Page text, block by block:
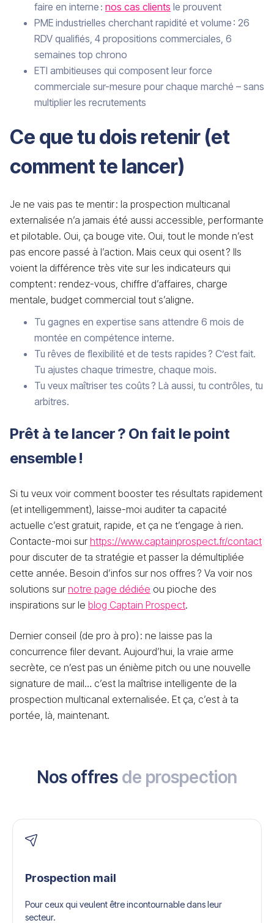
faire en interne : nos cas clients le prouvent
PME industrielles cherchant rapidité et volume : 26
RDV qualifiés, 4 propositions commerciales, 6
semaines top chrono
ETI ambitieuses qui composent leur force
commerciale sur-mesure pour chaque marché – sans
multiplier les recrutements
Ce que tu dois retenir (et
comment te lancer)
Je ne vais pas te mentir : la prospection multicanal
externalisée n’a jamais été aussi accessible, performante
et pilotable. Oui, ça bouge vite. Oui, tout le monde n’est
pas encore passé à l’action. Mais ceux qui osent ? Ils
voient la différence très vite sur les indicateurs qui
comptent : rendez-vous, chiffre d’affaires, charge
mentale, budget commercial tout s’aligne.
Tu gagnes en expertise sans attendre 6 mois de
montée en compétence interne.
Tu rêves de flexibilité et de tests rapides ? C’est fait.
Tu ajustes chaque trimestre, chaque mois.
Tu veux maîtriser tes coûts ? Là aussi, tu contrôles, tu
arbitres.
Prêt à te lancer ? On fait le point
ensemble !
Si tu veux voir comment booster tes résultats rapidement
(et intelligemment), laisse-moi auditer ta capacité
actuelle c’est gratuit, rapide, et ça ne t’engage à rien.
Contacte-moi sur https://www.captainprospect.fr/contact
pour discuter de ta stratégie et passer la démultipliée
cette année. Besoin d’infos sur nos offres ? Va voir nos
solutions sur notre page dédiée ou pioche des
inspirations sur le blog Captain Prospect.
Dernier conseil (de pro à pro) : ne laisse pas la
concurrence filer devant. Aujourd’hui, la vraie arme
secrète, ce n’est pas un énième pitch ou une nouvelle
signature de mail… c’est la maîtrise intelligente de la
prospection multicanal externalisée. Et ça, c’est à ta
portée, là, maintenant.
Nos offres de prospection
Prospection mail
Pour ceux qui veulent être incontournable dans leur
secteur.